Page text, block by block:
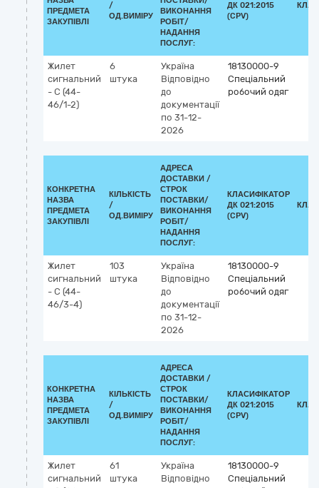
ПРЕДМЕТА
ЗАКУПІВЛІ
/
ОД.ВИМІРУ
ВИКОНАННЯ
РОБІТ/
НАДАННЯ
ПОСЛУГ:
ДК 021:2015
(CPV)
Жилет
сигнальний
- С (44-
46/1-2)
6
штука
Україна
Відповідно
до
документації
по 31-12-
2026
18130000-9
Спеціальний
робочий одяг
КОНКРЕТНА
НАЗВА
ПРЕДМЕТА
ЗАКУПІВЛІ
КІЛЬКІСТЬ
/
ОД.ВИМІРУ
АДРЕСА
ДОСТАВКИ /
СТРОК
ПОСТАВКИ/
ВИКОНАННЯ
РОБІТ/
НАДАННЯ
ПОСЛУГ:
КЛАСИФІКАТОР
ДК 021:2015
(CPV)
Жилет
сигнальний
- С (44-
46/3-4)
103
штука
Україна
Відповідно
до
документації
по 31-12-
2026
18130000-9
Спеціальний
робочий одяг
КОНКРЕТНА
НАЗВА
ПРЕДМЕТА
ЗАКУПІВЛІ
КІЛЬКІСТЬ
/
ОД.ВИМІРУ
АДРЕСА
ДОСТАВКИ /
СТРОК
ПОСТАВКИ/
ВИКОНАННЯ
РОБІТ/
НАДАННЯ
ПОСЛУГ:
КЛАСИФІКАТОР
ДК 021:2015
(CPV)
Жилет
сигнальний
61
штука
Україна
Відповідно
18130000-9
Спеціальний